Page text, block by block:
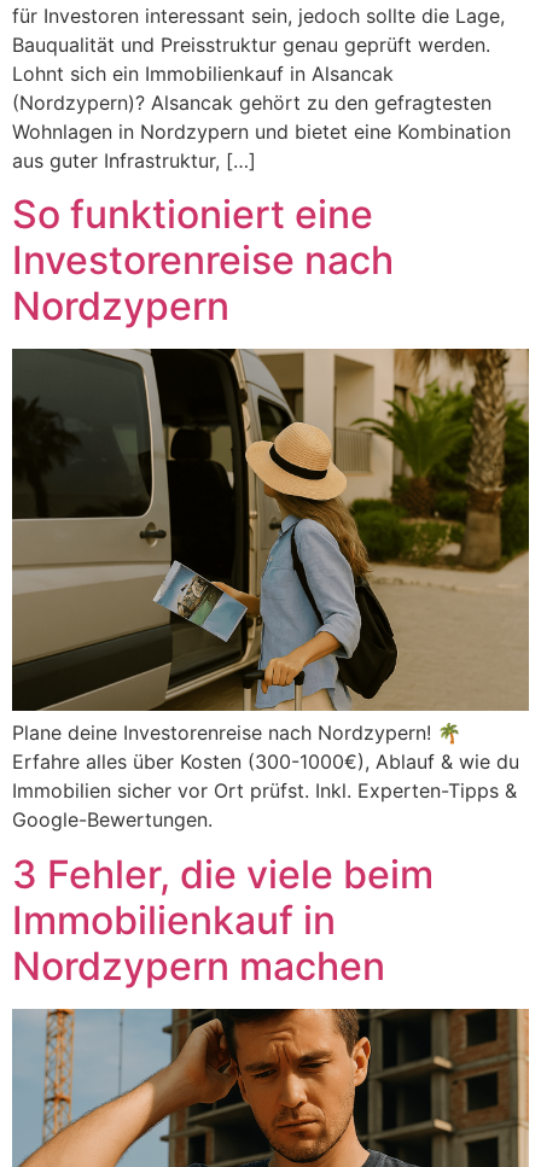
für Investoren interessant sein, jedoch sollte die Lage,
Bauqualität und Preisstruktur genau geprüft werden.
Lohnt sich ein Immobilienkauf in Alsancak
(Nordzypern)? Alsancak gehört zu den gefragtesten
Wohnlagen in Nordzypern und bietet eine Kombination
aus guter Infrastruktur, […]
So funktioniert eine
Investorenreise nach
Nordzypern
Plane deine Investorenreise nach Nordzypern! 🌴
Erfahre alles über Kosten (300-1000€), Ablauf & wie du
Immobilien sicher vor Ort prüfst. Inkl. Experten-Tipps &
Google-Bewertungen.
3 Fehler, die viele beim
Immobilienkauf in
Nordzypern machen